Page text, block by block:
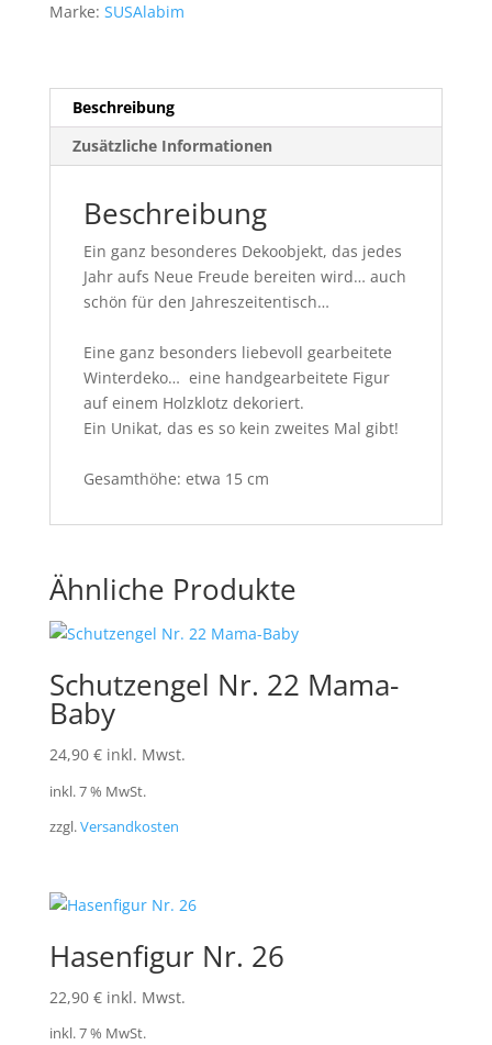
Marke: SUSAlabim
Beschreibung
Zusätzliche Informationen
Beschreibung
Ein ganz besonderes Dekoobjekt, das jedes
Jahr aufs Neue Freude bereiten wird… auch
schön für den Jahreszeitentisch…
Eine ganz besonders liebevoll gearbeitete
Winterdeko… eine handgearbeitete Figur
auf einem Holzklotz dekoriert.
Ein Unikat, das es so kein zweites Mal gibt!
Gesamthöhe: etwa 15 cm
Ähnliche Produkte
Schutzengel Nr. 22 Mama-
Baby
24,90 € inkl. Mwst.
inkl. 7 % MwSt.
zzgl.Versandkosten
Hasenfigur Nr. 26
22,90 € inkl. Mwst.
inkl. 7 % MwSt.